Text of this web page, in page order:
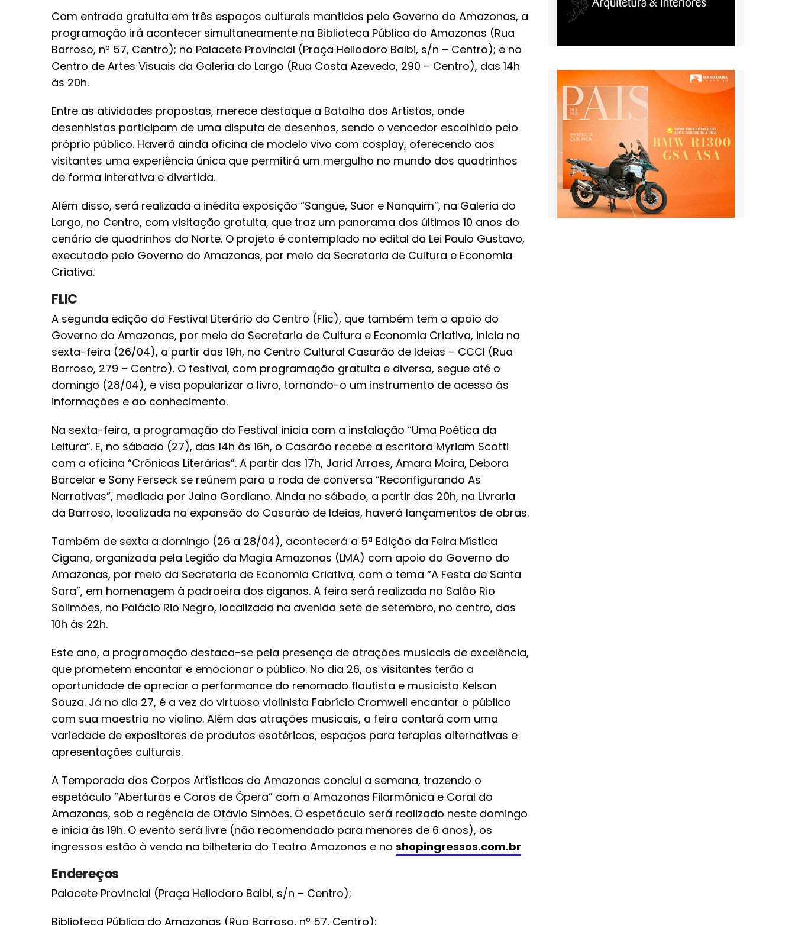
Com entrada gratuita em três espaços culturais mantidos pelo Governo do Amazonas, a
programação irá acontecer simultaneamente na Biblioteca Pública do Amazonas (Rua
Barroso, nº 57, Centro); no Palacete Provincial (Praça Heliodoro Balbi, s/n – Centro); e no
Centro de Artes Visuais da Galeria do Largo (Rua Costa Azevedo, 290 – Centro), das 14h
às 20h.
Entre as atividades propostas, merece destaque a Batalha dos Artistas, onde
desenhistas participam de uma disputa de desenhos, sendo o vencedor escolhido pelo
próprio público. Haverá ainda oficina de modelo vivo com cosplay, oferecendo aos
visitantes uma experiência única que permitirá um mergulho no mundo dos quadrinhos
de forma interativa e divertida.
Além disso, será realizada a inédita exposição “Sangue, Suor e Nanquim”, na Galeria do
Largo, no Centro, com visitação gratuita, que traz um panorama dos últimos 10 anos do
cenário de quadrinhos do Norte. O projeto é contemplado no edital da Lei Paulo Gustavo,
executado pelo Governo do Amazonas, por meio da Secretaria de Cultura e Economia
Criativa.
FLIC
A segunda edição do Festival Literário do Centro (Flic), que também tem o apoio do
Governo do Amazonas, por meio da Secretaria de Cultura e Economia Criativa, inicia na
sexta-feira (26/04), a partir das 19h, no Centro Cultural Casarão de Ideias – CCCI (Rua
Barroso, 279 – Centro). O festival, com programação gratuita e diversa, segue até o
domingo (28/04), e visa popularizar o livro, tornando-o um instrumento de acesso às
informações e ao conhecimento.
Na sexta-feira, a programação do Festival inicia com a instalação “Uma Poética da
Leitura”. E, no sábado (27), das 14h às 16h, o Casarão recebe a escritora Myriam Scotti
com a oficina “Crônicas Literárias”. A partir das 17h, Jarid Arraes, Amara Moira, Debora
Barcelar e Sony Ferseck se reúnem para a roda de conversa “Reconfigurando As
Narrativas”, mediada por Jalna Gordiano. Ainda no sábado, a partir das 20h, na Livraria
da Barroso, localizada na expansão do Casarão de Ideias, haverá lançamentos de obras.
Também de sexta a domingo (26 a 28/04), acontecerá a 5ª Edição da Feira Mística
Cigana, organizada pela Legião da Magia Amazonas (LMA) com apoio do Governo do
Amazonas, por meio da Secretaria de Economia Criativa, com o tema “A Festa de Santa
Sara”, em homenagem à padroeira dos ciganos. A feira será realizada no Salão Rio
Solimões, no Palácio Rio Negro, localizada na avenida sete de setembro, no centro, das
10h às 22h.
Este ano, a programação destaca-se pela presença de atrações musicais de excelência,
que prometem encantar e emocionar o público. No dia 26, os visitantes terão a
oportunidade de apreciar a performance do renomado flautista e musicista Kelson
Souza. Já no dia 27, é a vez do virtuoso violinista Fabrício Cromwell encantar o público
com sua maestria no violino. Além das atrações musicais, a feira contará com uma
variedade de expositores de produtos esotéricos, espaços para terapias alternativas e
apresentações culturais.
A Temporada dos Corpos Artísticos do Amazonas conclui a semana, trazendo o
espetáculo “Aberturas e Coros de Ópera” com a Amazonas Filarmônica e Coral do
Amazonas, sob a regência de Otávio Simões. O espetáculo será realizado neste domingo
e inicia às 19h. O evento será livre (não recomendado para menores de 6 anos), os
ingressos estão à venda na bilheteria do Teatro Amazonas e no shopingressos.com.br
Endereços
Palacete Provincial (Praça Heliodoro Balbi, s/n – Centro);
Biblioteca Pública do Amazonas (Rua Barroso, nº 57, Centro);